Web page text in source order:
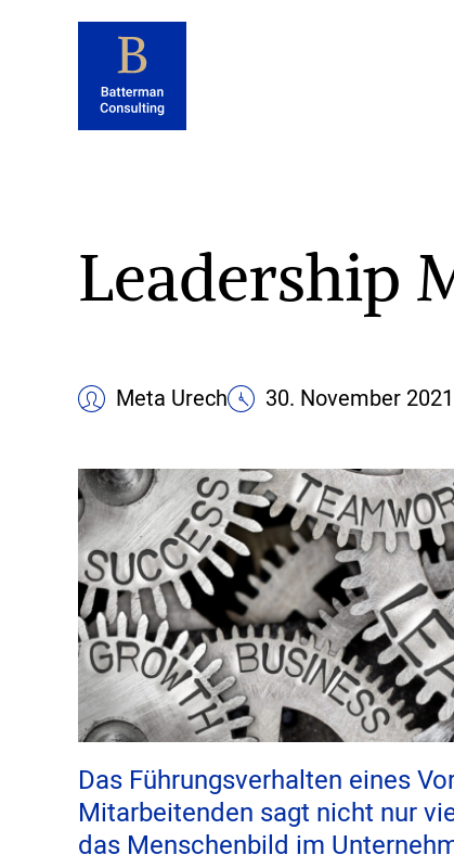
Leadership
Meta Urech 30. November 2021
Das Führungsverhalten eines
Mitarbeitenden sagt nicht nur
das Menschenbild im